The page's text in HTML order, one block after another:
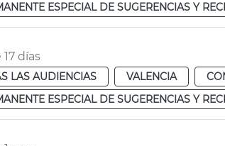
ESPECIAL DE SUGERENCIAS Y
días
LAS AUDIENCIAS VALENCIA
ESPECIAL DE SUGERENCIAS Y